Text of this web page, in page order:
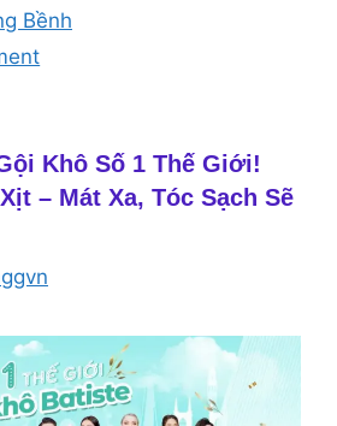
Bềnh
Khô Số 1 Thế Giới!
– Mát Xa, Tóc Sạch Sẽ